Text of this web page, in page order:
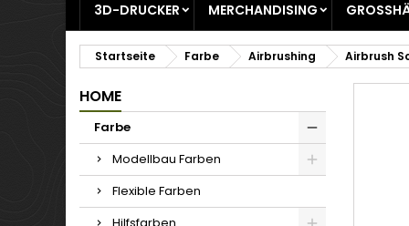
3D-DRUCKER MERCHANDISING
Startseite Farbe Airbrushing Airbrush
HOME
Farbe
Modellbau Farben
Flexible Farben